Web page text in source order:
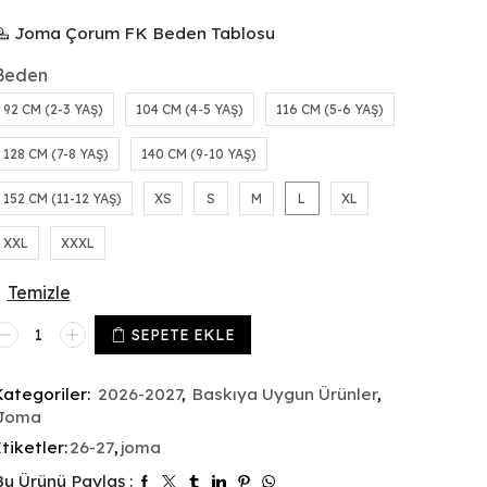
Joma Çorum FK Beden Tablosu
92 CM (2-3 YAŞ) 104 CM (4-5 YAŞ) 116 CM (5-6 YAŞ)
128 CM (7-8 YAŞ) 140 CM (9-10 YAŞ)
152 CM (11-12 YAŞ) XS S M L XL
XXL XXXL
Temizle
SEPETE EKLE
2026-2027, Baskıya Uygun Ürünler,
26-27, joma
Ürünü Paylaş :